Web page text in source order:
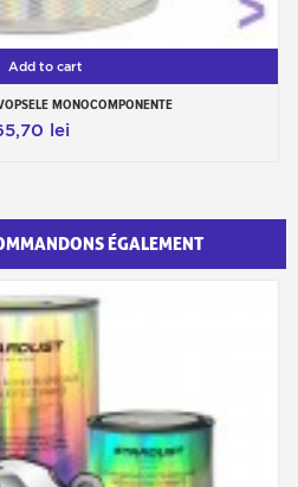
Add to cart
MONOCOMPONENTE
lei
ÉGALEMENT